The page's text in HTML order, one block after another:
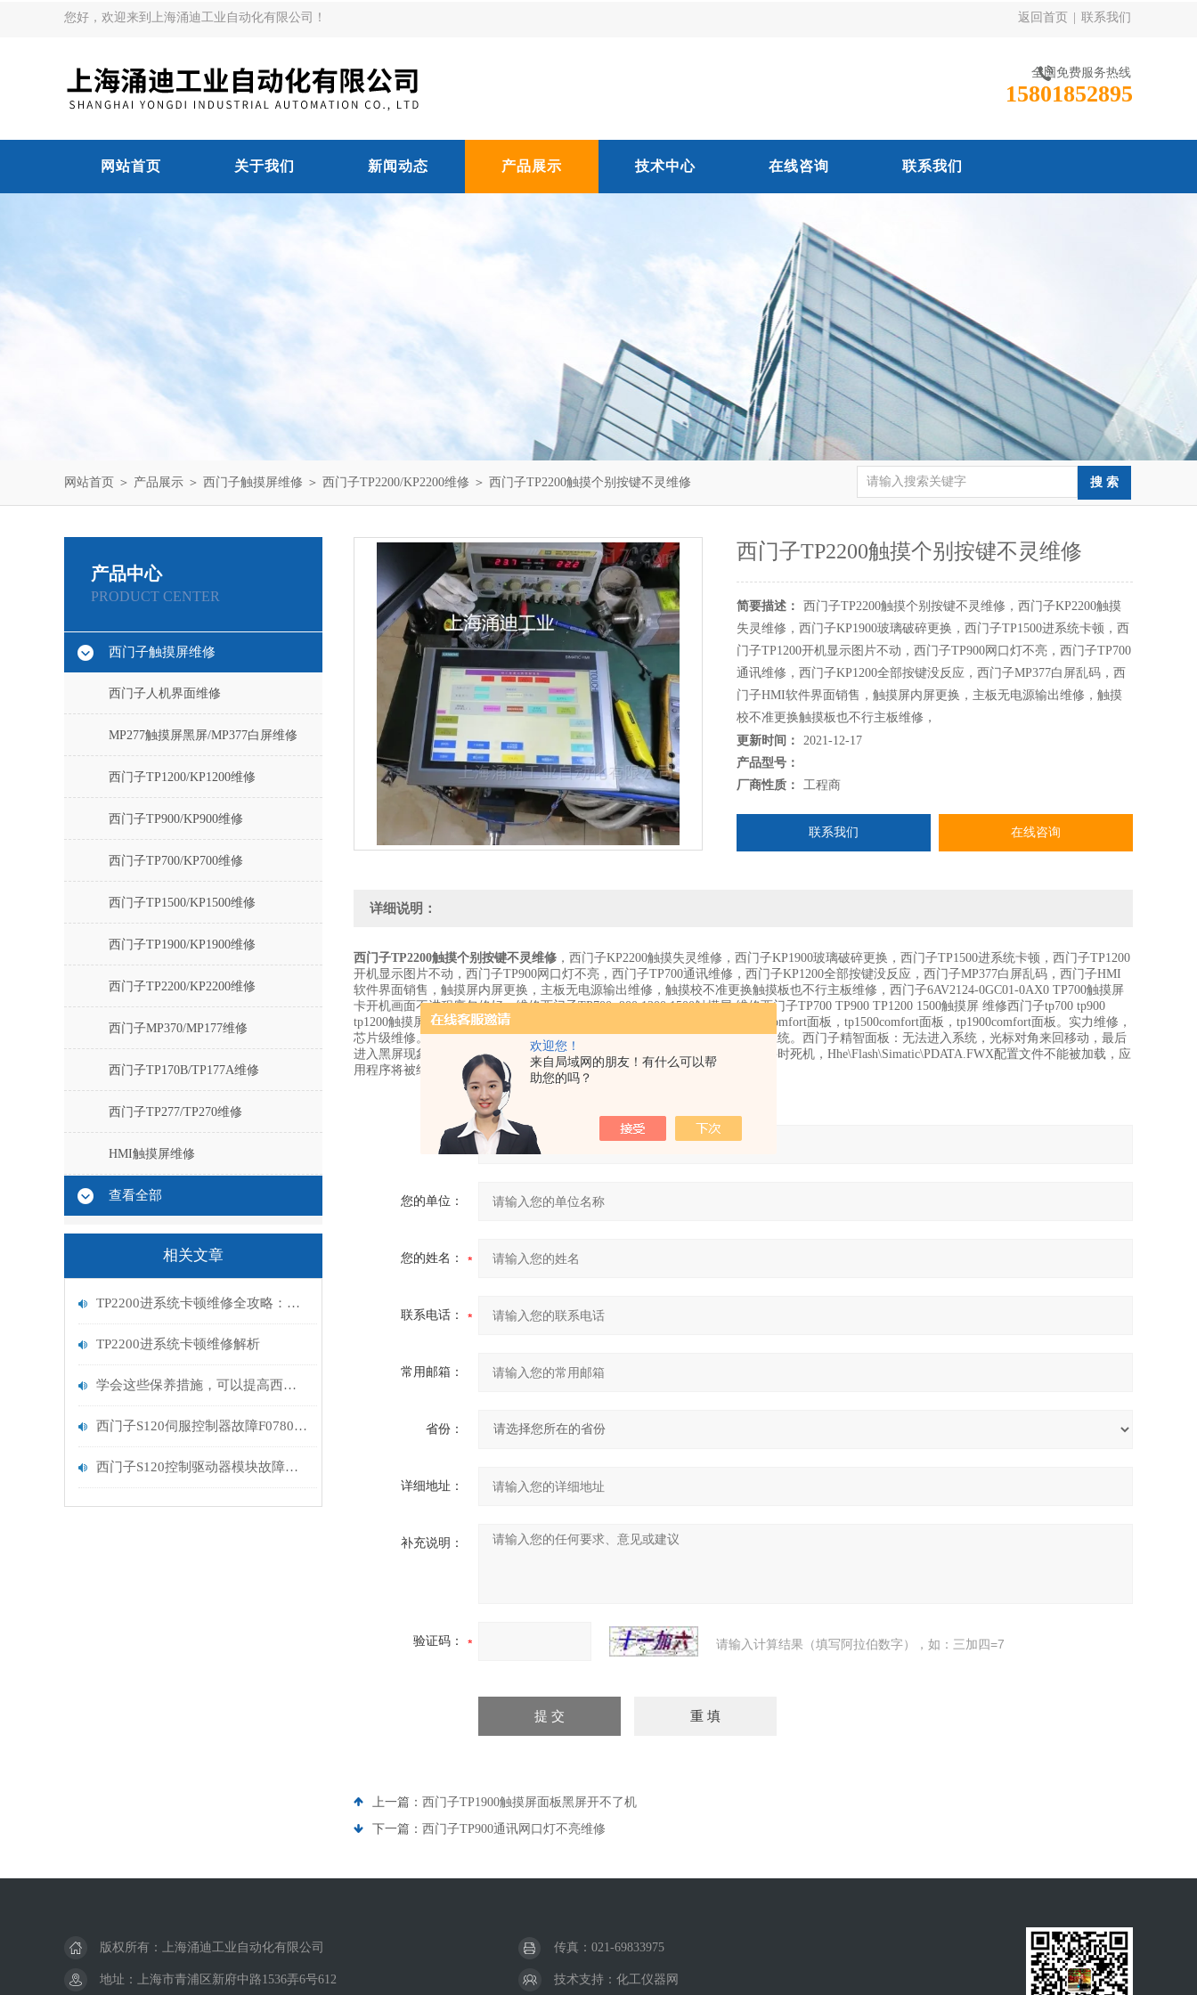
欢迎您！
来自局域网的朋友！有什么可以帮
助您的吗？
您好，欢迎来到上海涌迪工业自动化有限公司！ 返回首页 联系我们
全国免费服务热线
15801852895
网站首页 关于我们 新闻动态 产品展示 技术中心 在线咨询 联系我们
网站首页 ＞ 产品展示 ＞ 西门子触摸屏维修 ＞ 西门子TP2200/KP2200维修 ＞ 西门子TP2200触摸个别按键不灵维修
产品中心
PRODUCT CENTER
西门子触摸屏维修
西门子人机界面维修
MP277触摸屏黑屏/MP377白屏维修
西门子TP1200/KP1200维修
西门子TP900/KP900维修
西门子TP700/KP700维修
西门子TP1500/KP1500维修
西门子TP1900/KP1900维修
西门子TP2200/KP2200维修
西门子MP370/MP177维修
西门子TP170B/TP177A维修
西门子TP277/TP270维修
HMI触摸屏维修
查看全部
相关文章
TP2200进系统卡顿维修全攻略：从根源解决工业触摸屏“慢动作”
TP2200进系统卡顿维修解析
学会这些保养措施，可以提高西门子触摸屏的使用寿命
西门子S120伺服控制器故障F07807报警解决维修
西门子S120控制驱动器模块故障代码F30885维修分析
西门子TP2200触摸个别按键不灵维修
简要描述：
西门子TP2200触摸个别按键不灵维修，西门子KP2200触摸
失灵维修，西门子KP1900玻璃破碎更换，西门子TP1500进系统卡顿，西
门子TP1200开机显示图片不动，西门子TP900网口灯不亮，西门子TP700
通讯维修，西门子KP1200全部按键没反应，西门子MP377白屏乱码，西
门子HMI软件界面销售，触摸屏内屏更换，主板无电源输出维修，触摸
校不准更换触摸板也不行主板维修，
更新时间：
2021-12-17
产品型号：
厂商性质：
工程商
联系我们 在线咨询
详细说明：
西门子TP2200触摸个别按键不灵维修 ，西门子KP2200触摸失灵维修，西门子KP1900玻璃破碎更换，西门子TP1500进系统卡顿，西门子TP1200
开机显示图片不动，西门子TP900网口灯不亮，西门子TP700通讯维修，西门子KP1200全部按键没反应，西门子MP377白屏乱码，西门子HMI
软件界面销售，触摸屏内屏更换，主板无电源输出维修，触摸校不准更换触摸板也不行主板维修，西门子6AV2124-0GC01-0AX0 TP700触摸屏
卡开机画面不进程序包修好，维修西门子TP700 ,900 1200 1500触摸屏 维修西门子TP700 TP900 TP1200 1500触摸屏 维修西门子tp700 tp900
tp1200触摸屏 专业维修西门子tp700 comfort面板，tp900comfort面板，tp1200comfort面板，tp1500comfort面板，tp1900comfort面板。实力维修，
芯片级维修。黑屏，触摸显示黑点，花斑，死机，花屏，通讯不上，进不了系统。西门子精智面板：无法进入系统，光标对角来回移动，最后
进入黑屏现象。上电后，提示无引导系统，重新启动。西门子触摸屏加载软件时死机，Hhe\Flash\Simatic\PDATA.FWX配置文件不能被加载，应
用程序将被终止，
西门子TP2200触摸个别按键不灵维修
产品：
您的单位：
您的姓名：
联系电话：
常用邮箱：
省份：
详细地址：
补充说明：
验证码： 请输入计算结果（填写阿拉伯数字），如：三加四=7
上一篇： 西门子TP1900触摸屏面板黑屏开不了机
下一篇： 西门子TP900通讯网口灯不亮维修
版权所有：上海涌迪工业自动化有限公司 传真：021-69833975
地址：上海市青浦区新府中路1536弄6号612 技术支持： 化工仪器网